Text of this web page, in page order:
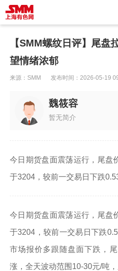
【SMM螺纹日评】尾盘
望情绪浓郁
来源： SMM 发布时间： 2026-05-19
魏筱容
暂无简介
今日期货盘面震荡运行，尾盘
于3204，较前一交易日下跌
今日期货盘面震荡运行，尾盘
于3204，较前一交易日下跌
市场报价多跟随盘面下跌，
涨，全天波动范围10-30元/吨，